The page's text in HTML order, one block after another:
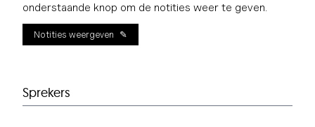
onderstaande knop om de notities weer te geven.
Notities weergeven
Sprekers